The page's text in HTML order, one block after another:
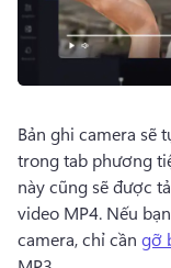
Bản ghi camera sẽ
trong tab phương
này cũng sẽ được
video MP4. Nếu
camera, chỉ cần gỡ